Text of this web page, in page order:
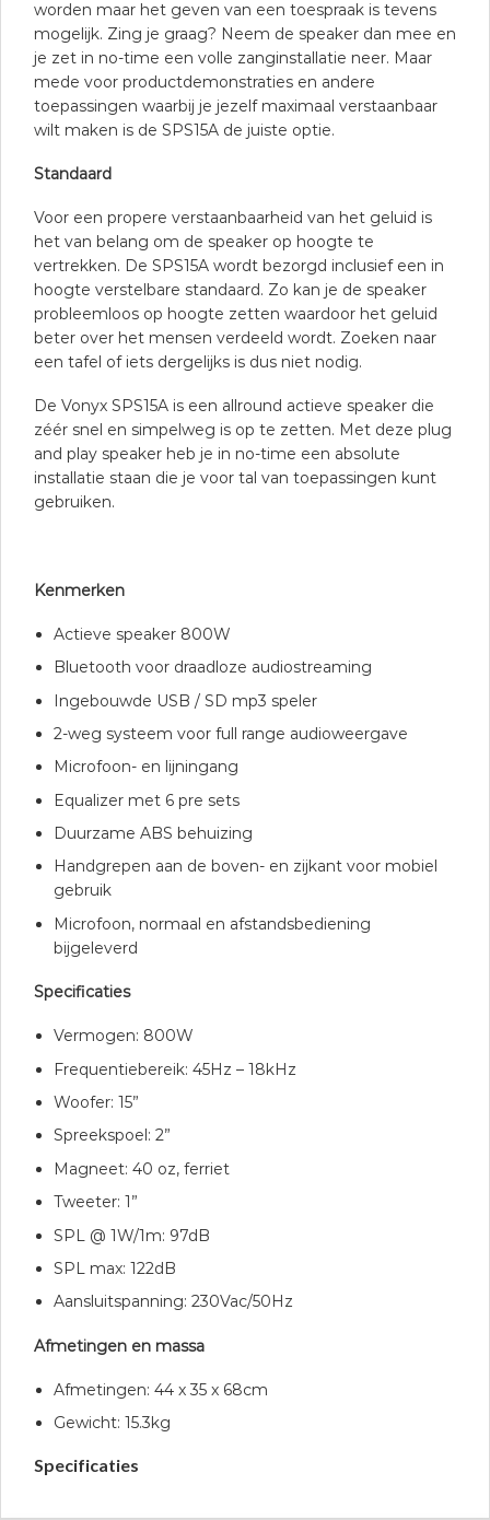
worden maar het geven van een toespraak is tevens
mogelijk. Zing je graag? Neem de speaker dan mee en
je zet in no-time een volle zanginstallatie neer. Maar
mede voor productdemonstraties en andere
toepassingen waarbij je jezelf maximaal verstaanbaar
wilt maken is de SPS15A de juiste optie.
Standaard
Voor een propere verstaanbaarheid van het geluid is
het van belang om de speaker op hoogte te
vertrekken. De SPS15A wordt bezorgd inclusief een in
hoogte verstelbare standaard. Zo kan je de speaker
probleemloos op hoogte zetten waardoor het geluid
beter over het mensen verdeeld wordt. Zoeken naar
een tafel of iets dergelijks is dus niet nodig.
De Vonyx SPS15A is een allround actieve speaker die
zéér snel en simpelweg is op te zetten. Met deze plug
and play speaker heb je in no-time een absolute
installatie staan die je voor tal van toepassingen kunt
gebruiken.
Kenmerken
Actieve speaker 800W
Bluetooth voor draadloze audiostreaming
Ingebouwde USB / SD mp3 speler
2-weg systeem voor full range audioweergave
Microfoon- en lijningang
Equalizer met 6 pre sets
Duurzame ABS behuizing
Handgrepen aan de boven- en zijkant voor mobiel
gebruik
Microfoon, normaal en afstandsbediening
bijgeleverd
Specificaties
Vermogen: 800W
Frequentiebereik: 45Hz – 18kHz
Woofer: 15”
Spreekspoel: 2”
Magneet: 40 oz, ferriet
Tweeter: 1”
SPL @ 1W/1m: 97dB
SPL max: 122dB
Aansluitspanning: 230Vac/50Hz
Afmetingen en massa
Afmetingen: 44 x 35 x 68cm
Gewicht: 15.3kg
Specificaties